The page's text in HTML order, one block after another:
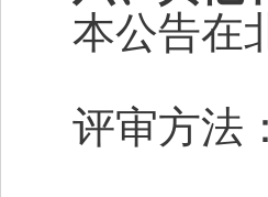
本公告在
评审方法